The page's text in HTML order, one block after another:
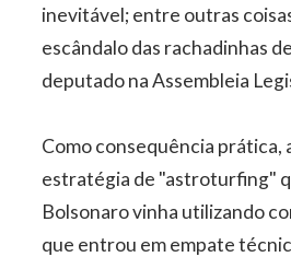
inevitável; entre outras
escândalo das rachadinhas
deputado na Assembleia
Como consequência prática,
estratégia de "astroturfing"
Bolsonaro vinha utilizando
que entrou em empate